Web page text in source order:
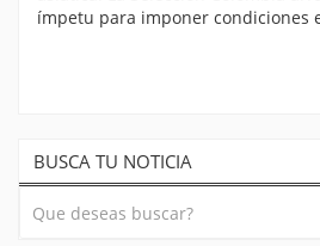
ímpetu para imponer condiciones
BUSCA TU NOTICIA